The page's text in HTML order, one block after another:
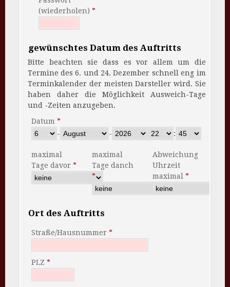
(wiederholen)
gewünschtes Datum des Auftritts
Bitte beachten sie dass es vor allem um die
Termine des 6. und 24. Dezember schnell eng im
Terminkalender der meisten Darsteller wird. Sie
haben daher die Möglichkeit Ausweich-Tage
und -Zeiten anzugeben.
Datum
-
- :
maximal
Tage davor
maximal
Tage danch
Abweichung
Uhrzeit
maximal
Ort des Auftritts
Straße/Hausnummer
PLZ